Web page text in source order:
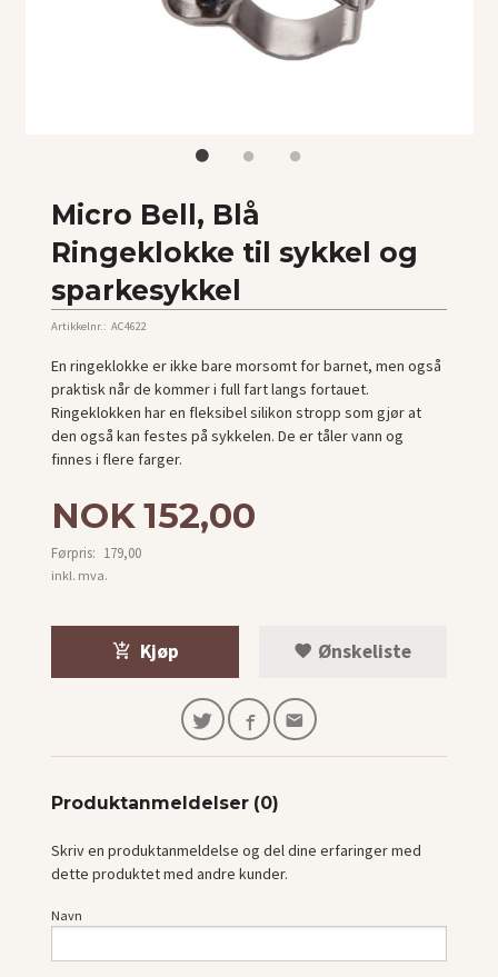
Micro Bell, Blå
Ringeklokke til sykkel og
sparkesykkel
Artikkelnr.: AC4622
En ringeklokke er ikke bare morsomt for barnet, men også
praktisk når de kommer i full fart langs fortauet.
Ringeklokken har en fleksibel silikon stropp som gjør at
den også kan festes på sykkelen. De er tåler vann og
finnes i flere farger.
Tilbud
NOK152,00
Førpris: 179,00
Rabatt
inkl. mva.
Kjøp Ønskeliste
Produktanmeldelser (0)
Skriv en produktanmeldelse og del dine erfaringer med
dette produktet med andre kunder.
Navn